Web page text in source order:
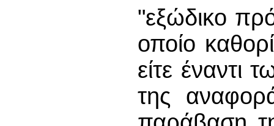
"εξώδικο
οποίο
είτε έναντι
της